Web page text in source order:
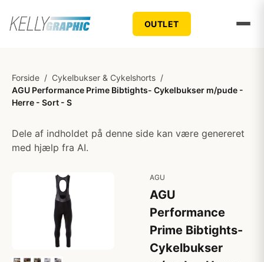
OUTLET
Forside / Cykelbukser & Cykelshorts /
AGU Performance Prime Bibtights- Cykelbukser m/pude -
Herre - Sort - S
Dele af indholdet på denne side kan være genereret
med hjælp fra AI.
AGU
AGU
Performance
Prime Bibtights-
Cykelbukser